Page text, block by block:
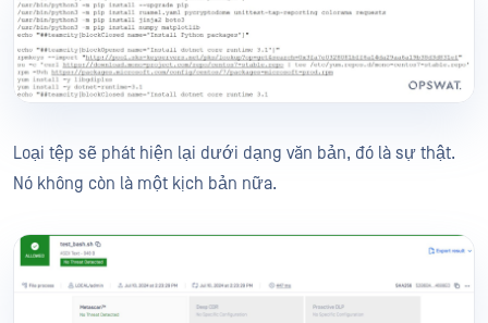
Loại tệp sẽ phát hiện lại dưới dạng văn bản, đó là sự thật.
Nó không còn là một kịch bản nữa.